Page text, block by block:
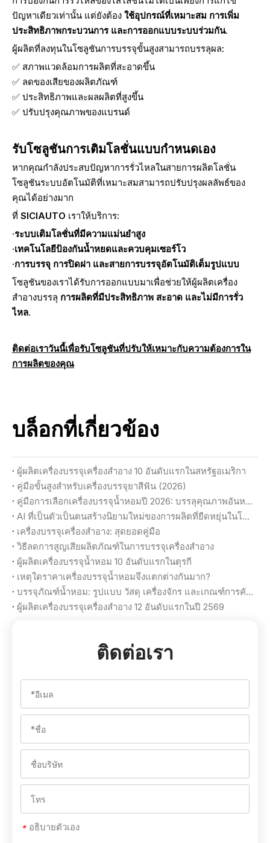
ปัญหาเดียวเท่านั้น แต่ยังต้อง ใช้อุปกรณ์ที่เหมาะสม การเพิ่ม
ประสิทธิภาพกระบวนการ และการออกแบบระบบร่วมกัน.
ผู้ผลิตที่ลงทุนในโซลูชันการบรรจุขั้นสูงสามารถบรรลุผล:
✅ สภาพแวดล้อมการผลิตที่สะอาดขึ้น
✅ ลดของเสียของผลิตภัณฑ์
✅ ประสิทธิภาพและผลผลิตที่สูงขึ้น
✅ ปรับปรุงคุณภาพของแบรนด์
รับโซลูชันการเติมโลชั่นแบบกำหนดเอง
หากคุณกำลังประสบปัญหาการรั่วไหลในสายการผลิตโลชั่น
โซลูชันระบบอัตโนมัติที่เหมาะสมสามารถปรับปรุงผลลัพธ์ของ
คุณได้อย่างมาก
ที่ SICIAUTO เราให้บริการ:
·ระบบเติมโลชั่นที่มีความแม่นยำสูง
·เทคโนโลยีป้องกันน้ำหยดและควบคุมเซอร์โว
·การบรรจุ การปิดฝา และสายการบรรจุอัตโนมัติเต็มรูปแบบ
โซลูชันของเราได้รับการออกแบบมาเพื่อช่วยให้ผู้ผลิตเครื่อง
สำอางบรรลุ การผลิตที่มีประสิทธิภาพ สะอาด และไม่มีการรั่ว
ไหล.
ติดต่อเราวันนี้เพื่อรับโซลูชันที่ปรับให้เหมาะกับความต้องการใน
การผลิตของคุณ
บล็อกที่เกี่ยวข้อง
ผู้ผลิตเครื่องบรรจุเครื่องสำอาง 10 อันดับแรกในสหรัฐอเมริกา
คู่มือขั้นสูงสำหรับเครื่องบรรจุยาสีฟัน (2026)
คู่มือการเลือกเครื่องบรรจุน้ำหอมปี 2026: บรรลุคุณภาพอันหรูหราและผลผลิตสูงสุด
AI ที่เป็นตัวเป็นตนสร้างนิยามใหม่ของการผลิตที่ยืดหยุ่นในโรงงานเครื่องสำอางได้อย่างไร
เครื่องบรรจุเครื่องสำอาง: สุดยอดคู่มือ
วิธีลดการสูญเสียผลิตภัณฑ์ในการบรรจุเครื่องสำอาง
ผู้ผลิตเครื่องบรรจุน้ำหอม 10 อันดับแรกในตุรกี
เหตุใดราคาเครื่องบรรจุน้ำหอมจึงแตกต่างกันมาก?
บรรจุภัณฑ์น้ำหอม: รูปแบบ วัสดุ เครื่องจักร และเกณฑ์การคัดเลือก
ผู้ผลิตเครื่องบรรจุเครื่องสำอาง 12 อันดับแรกในปี 2569
ติดต่อเรา
* อธิบายตัวเอง